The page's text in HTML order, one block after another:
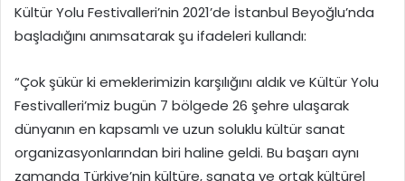
Kültür Yolu Festivalleri’nin 2021’de İstanbul Beyoğlu’nda
başladığını anımsatarak şu ifadeleri kullandı:
“Çok şükür ki emeklerimizin karşılığını aldık ve Kültür Yolu
Festivalleri’miz bugün 7 bölgede 26 şehre ulaşarak
dünyanın en kapsamlı ve uzun soluklu kültür sanat
organizasyonlarından biri haline geldi. Bu başarı aynı
zamanda Türkiye’nin kültüre, sanata ve ortak kültürel